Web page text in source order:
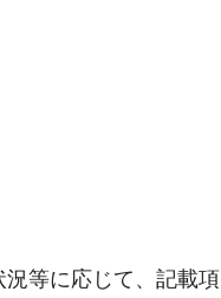
等に応じて、記載項